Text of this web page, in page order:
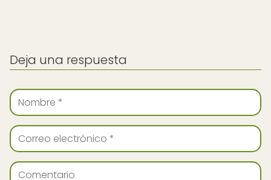
Deja una respuesta